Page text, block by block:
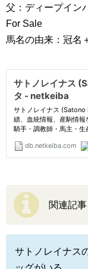
父：ディープイ
For Sale
馬名の由来：冠名
関連記事
サトノレイナス